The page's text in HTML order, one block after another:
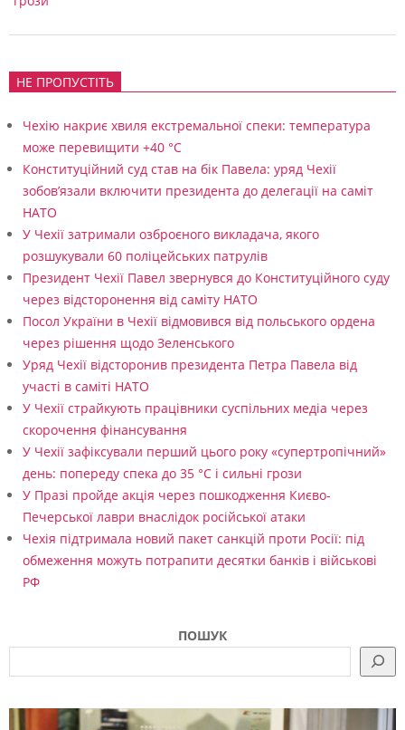
НЕ ПРОПУСТІТЬ
Чехію накриє хвиля екстремальної спеки: температура
може перевищити +40 °C
Конституційний суд став на бік Павела: уряд Чехії
зобов’язали включити президента до делегації на саміт
НАТО
У Чехії затримали озброєного викладача, якого
розшукували 60 поліцейських патрулів
Президент Чехії Павел звернувся до Конституційного суду
через відсторонення від саміту НАТО
Посол України в Чехії відмовився від польського ордена
через рішення щодо Зеленського
Уряд Чехії відсторонив президента Петра Павела від
участі в саміті НАТО
У Чехії страйкують працівники суспільних медіа через
скорочення фінансування
У Чехії зафіксували перший цього року «супертропічний»
день: попереду спека до 35 °C і сильні грози
У Празі пройде акція через пошкодження Києво-
Печерської лаври внаслідок російської атаки
Чехія підтримала новий пакет санкцій проти Росії: під
обмеження можуть потрапити десятки банків і військові
РФ
ПОШУК